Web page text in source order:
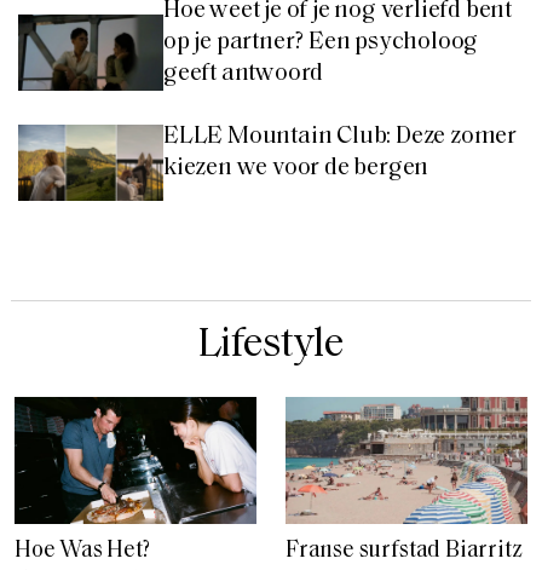
Hoe weet je of je nog verliefd bent
op je partner? Een psycholoog
geeft antwoord
ELLE Mountain Club: Deze zomer
kiezen we voor de bergen
Lifestyle
Hoe Was Het?
Franse surfstad Biarritz